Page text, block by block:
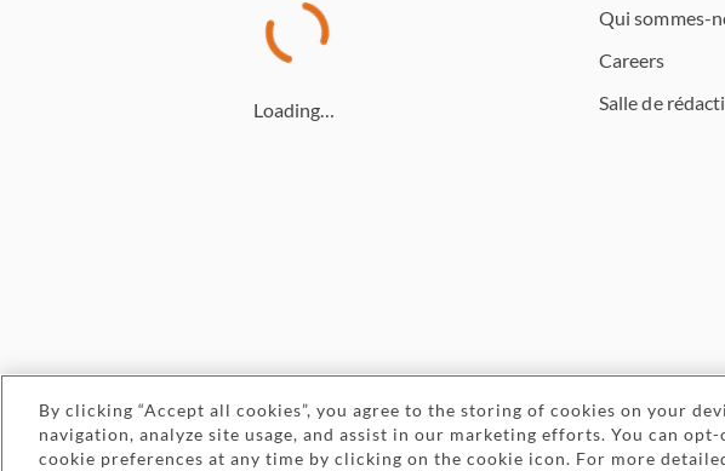
Loading…
Qui sommes-
Careers
Salle de
© 2026 Withers Legal and regulatory
By clicking “Accept all cookies”, you agree to the storing of cookies on your
navigation, analyze site usage, and assist in our marketing efforts. You can
cookie preferences at any time by clicking on the cookie icon. For more